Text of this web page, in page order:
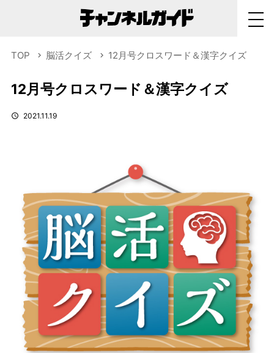
TOP 脳活クイズ 12月号クロスワード＆漢字クイズ
12月号クロスワード＆漢字クイズ
2021.11.19